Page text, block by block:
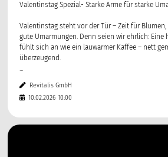
Valentinstag Spezial- Starke Arme für starke
Valentinstag steht vor der Tür – Zeit für
gute Umarmungen. Denn seien wir ehrlich: Eine
fühlt sich an wie ein lauwarmer Kaffee – nett
überzeugend.
...
Revitalis GmbH
10.02.2026 10:00